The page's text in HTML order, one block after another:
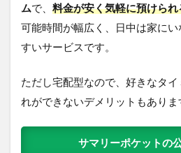
ムで、 料金が安く気軽に預けられ
可能時間が幅広く、日中は家に
すいサービスです。
ただし宅配型なので、好きなタ
れができないデメリットもありま
サマリーポケットの